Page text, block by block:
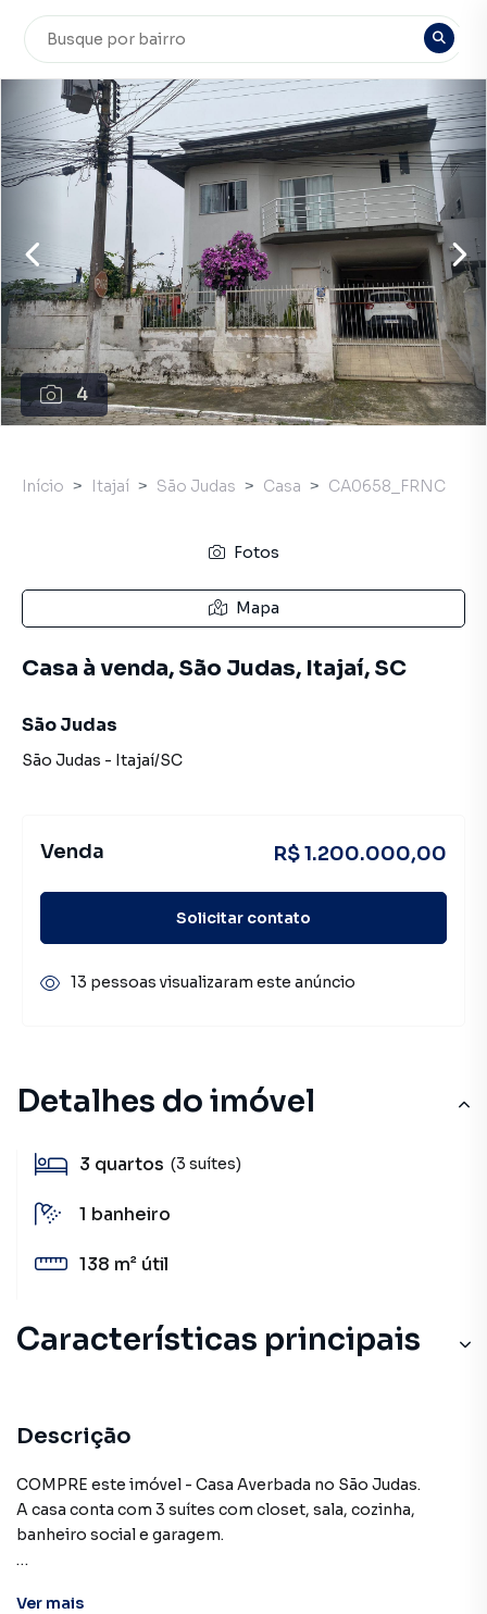
4
Detalhes do imóvel
3 quartos (3 suítes)
1 banheiro
138 m² útil
Características principais
Descrição
COMPRE este imóvel - Casa Averbada no São Judas.
A casa conta com 3 suítes com closet, sala, cozinha,
banheiro social e garagem.
Ver mais
Início Itajaí São Judas Casa CA0658_FRNC
Fotos
Mapa
Casa à venda, São Judas, Itajaí, SC
São Judas
São Judas - Itajaí/SC
Venda R$ 1.200.000,00
Solicitar contato
13 pessoas visualizaram este anúncio